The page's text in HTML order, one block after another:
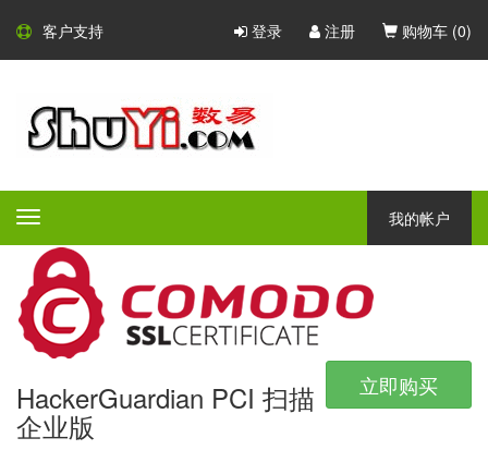
客户支持 登录 注册 购物车 (0)
Toggle
navigation
我的帐户
Comodo SSL 证书
Comodo - 大型的 CA 证书颁发
机构
会为任何公司或组织提供完美的安全解决方案。
立即购买
HackerGuardian PCI 扫描
企业版